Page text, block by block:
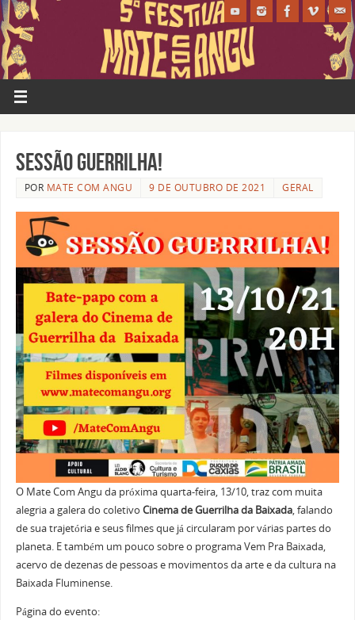
Sessão Guerrilha!
POR MATE COM ANGU 9 DE OUTUBRO DE 2021 GERAL
O Mate Com Angu da próxima quarta-feira, 13/10, traz com muita
alegria a galera do coletivo Cinema de Guerrilha da Baixada, falando
de sua trajetória e seus filmes que já circularam por várias partes do
planeta. E também um pouco sobre o programa Vem Pra Baixada,
acervo de dezenas de pessoas e movimentos da arte e da cultura na
Baixada Fluminense.
Página do evento: